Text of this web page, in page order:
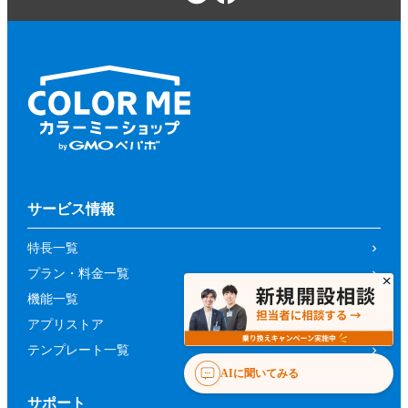
サービス情報
特長一覧
プラン・料金一覧
機能一覧
アプリストア
テンプレート一覧
サポート
AIに聞いてみる